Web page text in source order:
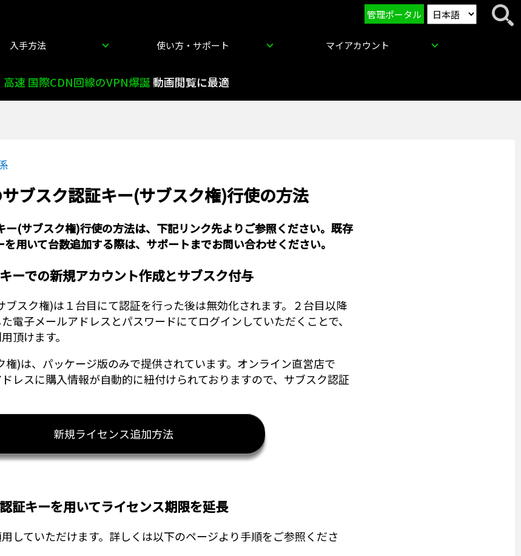
管理ポータル
入手方法 使い方・サポート マイアカウント
高速 国際CDN回線のVPN爆誕動画閲覧に最適
ブスク認証キー(サブスク権)行使の方法
ー(サブスク権)行使の方法は、下記リンク先よりご参照ください。既存
用いて台数追加する際は、サポートまでお問い合わせください。
ーでの新規アカウント作成とサブスク付与
スク権)は１台目にて認証を行った後は無効化されます。２台目以降
電子メールアドレスとパスワードにてログインしていただくことで、
頂けます。
)は、パッケージ版のみで提供されています。オンライン直営店で
レスに購入情報が自動的に紐付けられておりますので、サブスク認証
新規ライセンス追加方法
認証キーを用いてライセンス期限を延長
していただけます。詳しくは以下のページより手順をご参照くださ